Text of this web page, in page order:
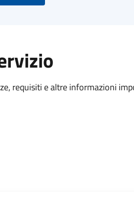
requisiti e altre informazioni